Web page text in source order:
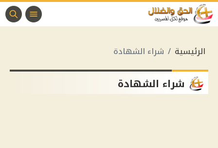
الرئيسية شراء الشهادة
شراء الشهادة